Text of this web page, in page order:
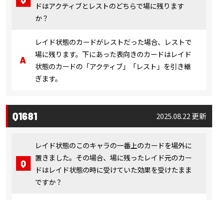
ドはアクティブとレストのどちらで場に残ります
か？
レイド状態のカードがレストだった場合、レストで
場に残ります。下にあった表向きのカードはレイド
状態のカードの「アクティブ」「レスト」を引き継
ぎます。
Q1681 2025.08.22 更新
レイド状態のこのキャラの一番上のカードを場外に
置きました。その場合、場に残ったレイド元のカー
ドはレイド状態の時に受けていた効果を受けたまま
ですか？